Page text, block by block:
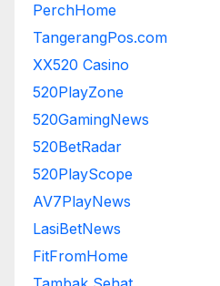
PerchHome
TangerangPos.com
XX520 Casino
520PlayZone
520GamingNews
520BetRadar
520PlayScope
AV7PlayNews
LasiBetNews
FitFromHome